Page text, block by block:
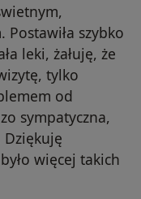
szybko
leki, żałuję, że
tylko
od
sympatyczna,
więcej takich